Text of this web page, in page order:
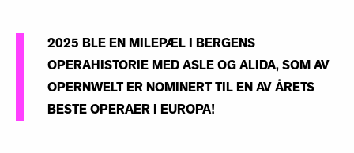
2025 BLE EN MILEPÆL I BERGENS
OPERAHISTORIE MED ASLE OG ALIDA, SOM AV
OPERNWELT ER NOMINERT TIL EN AV ÅRETS
BESTE OPERAER I EUROPA!